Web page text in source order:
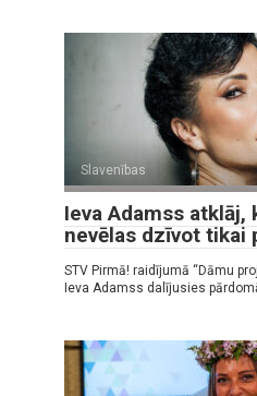
Slavenības
Ieva Adamss
nevēlas dzīvot tikai
STV Pirmā! raidījumā “Dāmu
Ieva Adamss dalījusies